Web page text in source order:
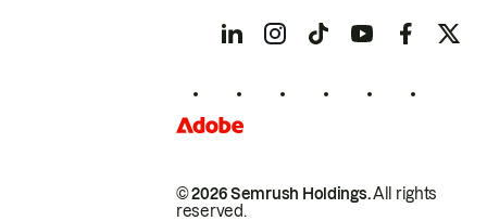
© 2026 Semrush Holdings.All rights
reserved.